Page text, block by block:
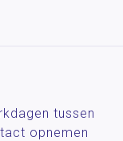
tussen
opnemen